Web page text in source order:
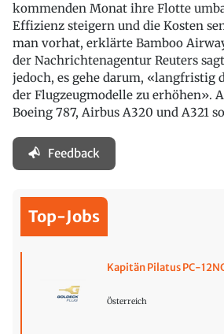
kommenden Monat ihre Flotte
Effizienz steigern und die Kosten
man vorhat, erklärte Bamboo
der Nachrichtenagentur Reuters
jedoch, es gehe darum,
der Flugzeugmodelle zu erhöhen».
Boeing 787, Airbus A320 und A321
Feedback
Top-Jobs
Kapitän Pilatus PC-
Österreich